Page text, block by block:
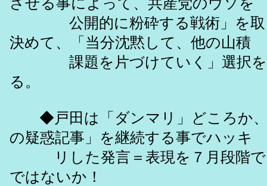
させる事によって、共産党のウソを
公開的に粉砕する戦術」を取
決めて、「当分沈黙して、他の山積
課題を片づけていく」選択を
る。
◆戸田は「ダンマリ」どころか、
の疑惑記事」を継続する事でハッキ
リした発言＝表現を７月段階で
ではないか！